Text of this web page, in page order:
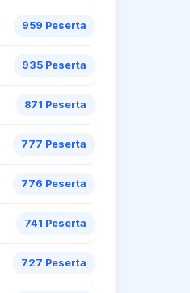
959 Peserta
935 Peserta
871 Peserta
777 Peserta
776 Peserta
741 Peserta
727 Peserta